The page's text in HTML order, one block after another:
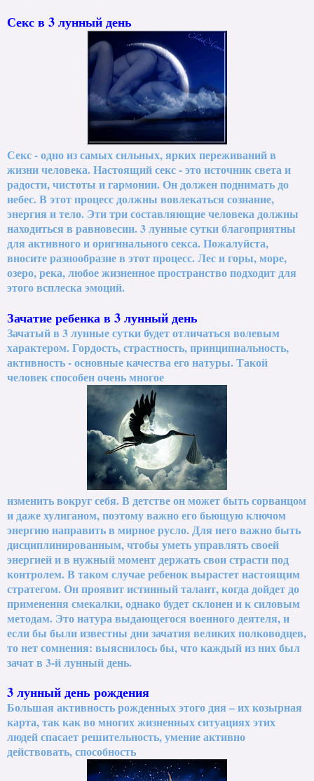
Секс в 3 лунный день
Секс - одно из самых сильных, ярких переживаний в
жизни человека. Настоящий секс - это источник света и
радости, чистоты и гармонии. Он должен поднимать до
небес. В этот процесс должны вовлекаться сознание,
энергия и тело. Эти три составляющие человека должны
находиться в равновесии. 3 лунные сутки благоприятны
для активного и оригинального секса. Пожалуйста,
вносите разнообразие в этот процесс. Лес и горы, море,
озеро, река, любое жизненное пространство подходит для
этого всплеска эмоций.
Зачатие ребенка в 3 лунный день
Зачатый в 3 лунные сутки будет отличаться волевым
характером. Гордость, страстность, принципиальность,
активность - основные качества его натуры. Такой
человек способен очень многое
изменить вокруг себя. В детстве он может быть сорванцом
и даже хулиганом, поэтому важно его бьющую ключом
энергию направить в мирное русло. Для него важно быть
дисциплинированным, чтобы уметь управлять своей
энергией и в нужный момент держать свои страсти под
контролем. В таком случае ребенок вырастет настоящим
стратегом. Он проявит истинный талант, когда дойдет до
применения смекалки, однако будет склонен и к силовым
методам. Это натура выдающегося военного деятеля, и
если бы были известны дни зачатия великих полководцев,
то нет сомнения: выяснилось бы, что каждый из них был
зачат в 3-й лунный день.
3 лунный день рождения
Большая активность рожденных этого дня – их козырная
карта, так как во многих жизненных ситуациях этих
людей спасает решительность, умение активно
действовать, способность